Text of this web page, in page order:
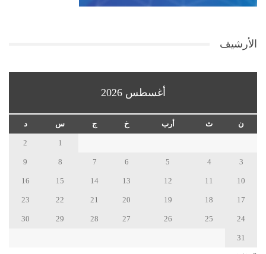
الأرشيف
أغسطس 2026
ن ث أرب خ ج س د
1
2
3
4
5
6
7
8
9
10
11
12
13
14
15
16
17
18
19
20
21
22
23
24
25
26
27
28
29
30
31